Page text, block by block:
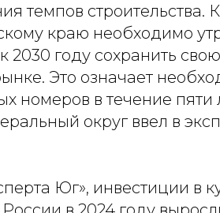
темпов строительства.
краю необходимо
2030 году сохранить
Это означает
номеров в течение пяти
округ ввел в
Юг», инвестиции в